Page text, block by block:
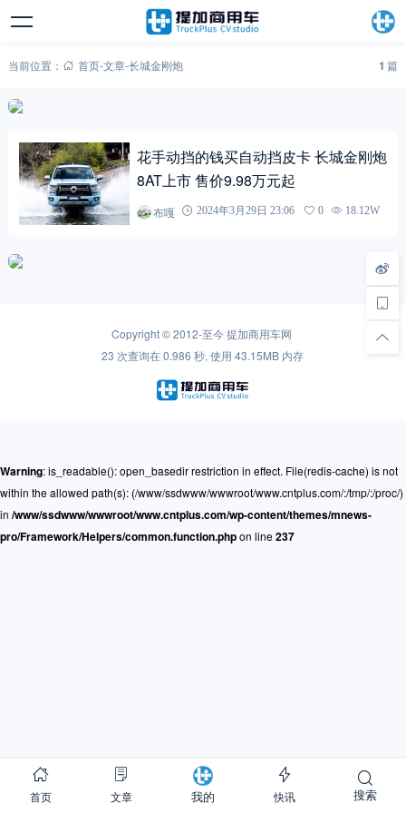
当前位置： 首页-文章-长城金刚炮 1 篇
花手动挡的钱买自动挡皮卡 长城金刚炮
8AT上市 售价9.98万元起
布嘎 2024年3月29日 23:06 0 18.12W
Copyright © 2012-至今提加商用车网
23 次查询在 0.986 秒, 使用 43.15MB 内存
首页 文章 我的 快讯 搜索
Warning: is_readable(): open_basedir restriction in effect. File(redis-cache) is not
within the allowed path(s): (/www/ssdwww/wwwroot/www.cntplus.com/:/tmp/:/proc/)
in /www/ssdwww/wwwroot/www.cntplus.com/wp-content/themes/mnews-
pro/Framework/Helpers/common.function.phpon line237